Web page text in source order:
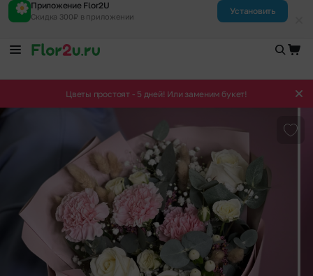
Приложение Flor2U
Скидка 300₽ в приложении
Установить
Цветы простоят - 5 дней! Или заменим букет!